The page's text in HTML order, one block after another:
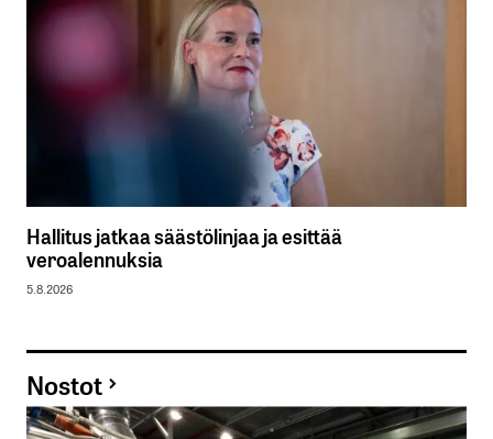
Hallitus jatkaa säästölinjaa ja esittää
veroalennuksia
5.8.2026
Nostot